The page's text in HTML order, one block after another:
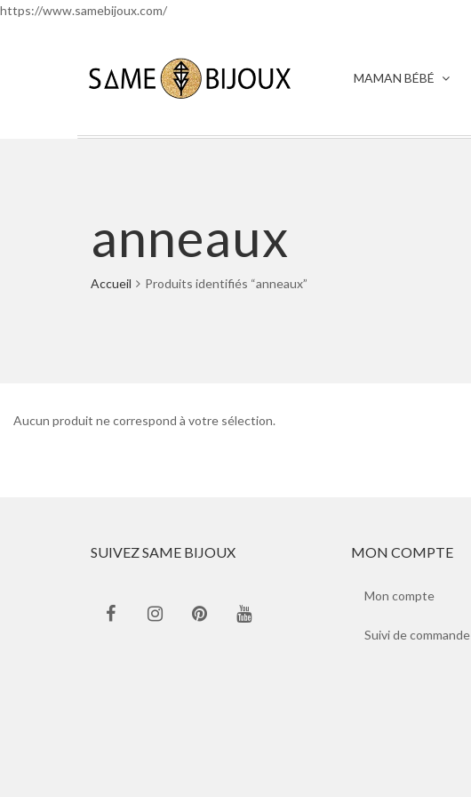
https://www.samebijoux.com/
MAMAN BÉBÉ
anneaux
Accueil Produits identifiés “anneaux”
Aucun produit ne correspond à votre sélection.
SUIVEZ SAME BIJOUX MON COMPTE
Mon compte
Suivi de commande